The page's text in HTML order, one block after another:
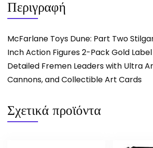
Περιγραφή
McFarlane Toys Dune: Part Two
Inch Action Figures 2-Pack Gold
Detailed Fremen Leaders with Ultra
Cannons, and Collectible Art Cards
Σχετικά προϊόντα